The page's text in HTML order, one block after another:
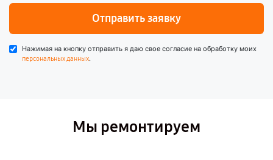
Отправить заявку
Нажимая на кнопку отправить я даю свое согласие на обработку моих
персональных данных.
Мы ремонтируем